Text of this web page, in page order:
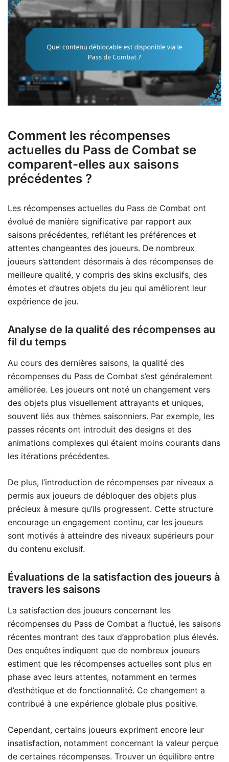
Comment les récompenses
actuelles du Pass de Combat se
comparent-elles aux saisons
précédentes ?
Les récompenses actuelles du Pass de Combat ont
évolué de manière significative par rapport aux
saisons précédentes, reflétant les préférences et
attentes changeantes des joueurs. De nombreux
joueurs s’attendent désormais à des récompenses de
meilleure qualité, y compris des skins exclusifs, des
émotes et d’autres objets du jeu qui améliorent leur
expérience de jeu.
Analyse de la qualité des récompenses au
fil du temps
Au cours des dernières saisons, la qualité des
récompenses du Pass de Combat s’est généralement
améliorée. Les joueurs ont noté un changement vers
des objets plus visuellement attrayants et uniques,
souvent liés aux thèmes saisonniers. Par exemple, les
passes récents ont introduit des designs et des
animations complexes qui étaient moins courants dans
les itérations précédentes.
De plus, l’introduction de récompenses par niveaux a
permis aux joueurs de débloquer des objets plus
précieux à mesure qu’ils progressent. Cette structure
encourage un engagement continu, car les joueurs
sont motivés à atteindre des niveaux supérieurs pour
du contenu exclusif.
Évaluations de la satisfaction des joueurs à
travers les saisons
La satisfaction des joueurs concernant les
récompenses du Pass de Combat a fluctué, les saisons
récentes montrant des taux d’approbation plus élevés.
Des enquêtes indiquent que de nombreux joueurs
estiment que les récompenses actuelles sont plus en
phase avec leurs attentes, notamment en termes
d’esthétique et de fonctionnalité. Ce changement a
contribué à une expérience globale plus positive.
Cependant, certains joueurs expriment encore leur
insatisfaction, notamment concernant la valeur perçue
de certaines récompenses. Trouver un équilibre entre